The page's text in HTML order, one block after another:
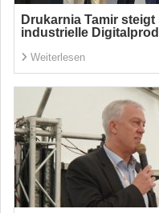
Drukarnia Tamir
industrielle
Weiterlesen